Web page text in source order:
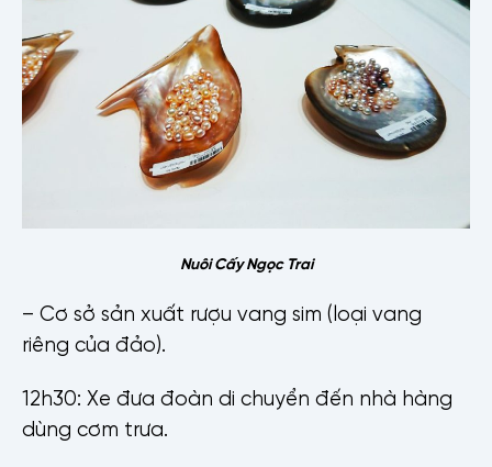
Nuôi Cấy Ngọc Trai
– Cơ sở sản xuất rượu vang sim (loại vang
riêng của đảo).
12h30: Xe đưa đoàn di chuyển đến nhà hàng
dùng cơm trưa.